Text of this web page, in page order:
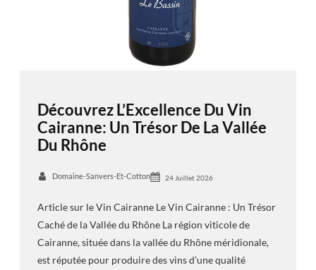
Découvrez L’Excellence Du Vin
Cairanne: Un Trésor De La Vallée
Du Rhône
Domaine-Sanvers-Et-Cotton 24 Juillet 2026
Article sur le Vin Cairanne Le Vin Cairanne : Un Trésor
Caché de la Vallée du Rhône La région viticole de
Cairanne, située dans la vallée du Rhône méridionale,
est réputée pour produire des vins d’une qualité